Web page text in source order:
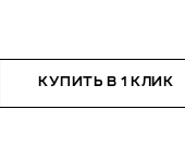
КУПИТЬ В 1 КЛИК